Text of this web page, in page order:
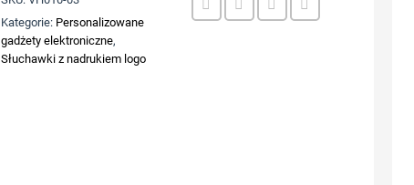
Kategorie: Personalizowane
gadżety elektroniczne,
Słuchawki z nadrukiem logo